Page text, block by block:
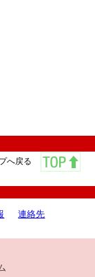
へ戻る
連絡先